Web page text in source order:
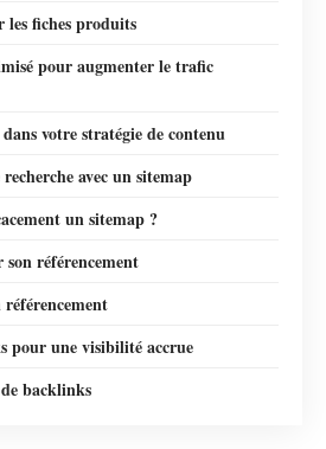
les fiches produits
pour augmenter le trafic
votre stratégie de contenu
avec un sitemap
un sitemap ?
référencement
pour une visibilité accrue
backlinks